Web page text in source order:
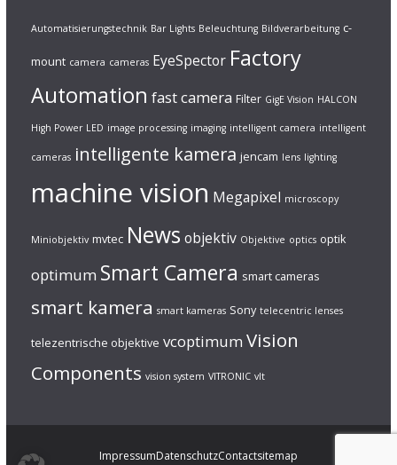
Automatisierungstechnik Bar Lights Beleuchtung Bildverarbeitung c-
mount camera cameras EyeSpector Factory
Automation fast camera Filter GigE Vision HALCON
High Power LED image processing imaging intelligent camera intelligent
cameras intelligente kamera jencam lens lighting
machine vision Megapixel microscopy
Miniobjektiv mvtec News objektiv Objektive optics optik
optimum Smart Camera smart cameras
smart kamera smart kameras Sony telecentric lenses
telezentrische objektive vcoptimum Vision
Components vision system VITRONIC vlt
ImpressumDatenschutzContactsitemap